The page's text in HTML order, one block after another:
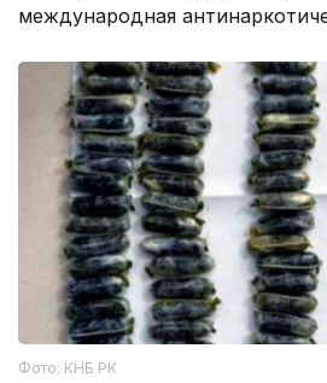
международная
Фото: КНБ РК